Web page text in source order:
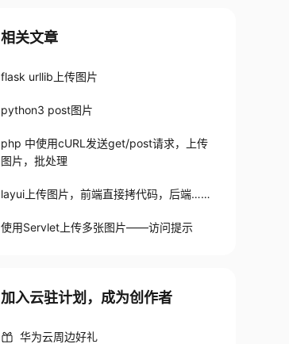
相关文章
flask urllib上传图片
python3 post图片
php 中使用cURL发送get/post请求，上传
图片，批处理
layui上传图片，前端直接拷代码，后端……
使用Servlet上传多张图片——访问提示
加入云驻计划，成为创作者
华为云周边好礼